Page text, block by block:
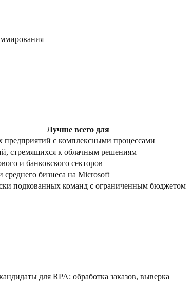
Лучше всего для
с комплексными процессами
стремящихся к облачным решениям
и банковского секторов
среднего бизнеса на Microsoft
подкованных команд с ограниченным бюджетом
для RPA: обработка заказов, выверка